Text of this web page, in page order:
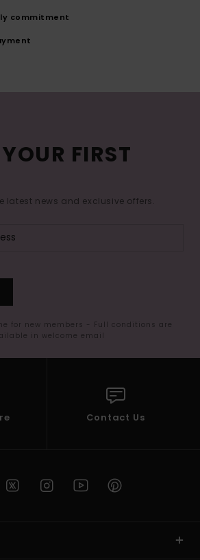
commitment
FIRST
latest news and exclusive offers.
for new members - Full conditions are
in welcome email
Contact Us